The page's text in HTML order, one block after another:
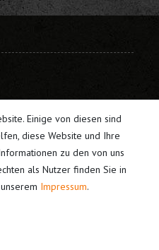
Einige von diesen sind
diese Website und Ihre
zu den von uns
als Nutzer finden Sie in
Impressum.